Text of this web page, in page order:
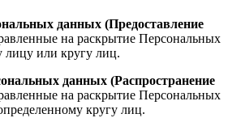
данных (Предоставление
на раскрытие Персональных
лицу или кругу лиц.
данных (Распространение
на раскрытие Персональных
кругу лиц.